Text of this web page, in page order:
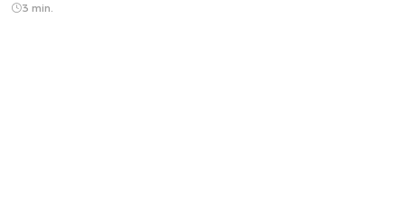
3 min.